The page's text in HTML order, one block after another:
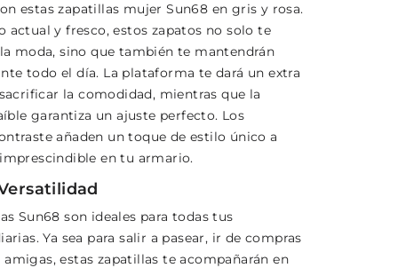
estas zapatillas mujer Sun68 en gris y rosa.
actual y fresco, estos zapatos no solo te
moda, sino que también te mantendrán
todo el día. La plataforma te dará un extra
la comodidad, mientras que la
garantiza un ajuste perfecto. Los
añaden un toque de estilo único a
en tu armario.
Sun68 son ideales para todas tus
Ya sea para salir a pasear, ir de compras
estas zapatillas te acompañarán en